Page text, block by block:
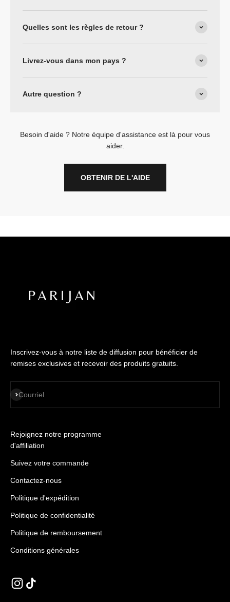
Quelles sont les règles de retour ?
Livrez-vous dans mon pays ?
Autre question ?
Besoin d'aide ? Notre équipe d'assistance est là pour vous
aider.
OBTENIR DE L'AIDE
Inscrivez-vous à notre liste de diffusion pour bénéficier de
remises exclusives et recevoir des produits gratuits.
Courriel
S'ABONNER
Rejoignez notre programme
d'affiliation
Suivez votre commande
Contactez-nous
Politique d'expédition
Politique de confidentialité
Politique de remboursement
Conditions générales